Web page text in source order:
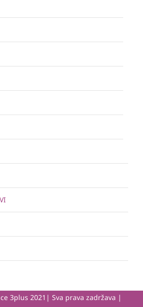
3plus 2021| Sva prava zadržava |